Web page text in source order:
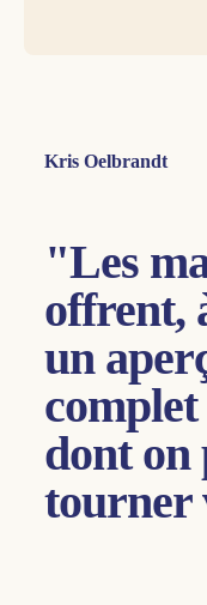
Kris Oelbrandt
"Les
offrent,
un
complet
dont on
tourner